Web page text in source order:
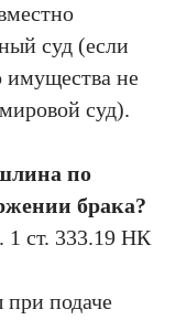
суд (если
имущества не
суд).
по
брака?
1 ст. 333.19 НК
подаче